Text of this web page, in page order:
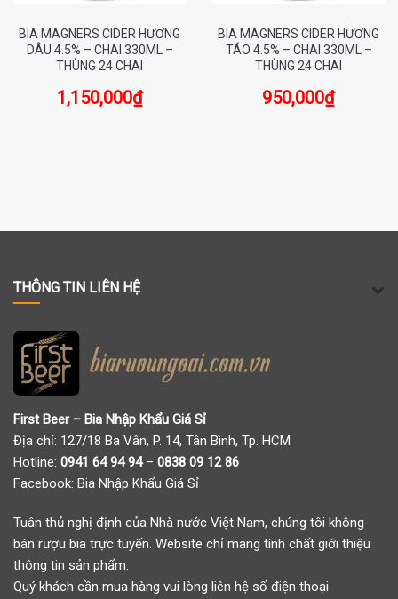
BIA MAGNERS CIDER HƯƠNG
DÂU 4.5% – CHAI 330ML –
THÙNG 24 CHAI
1,150,000₫
BIA MAGNERS CIDER HƯƠNG
TÁO 4.5% – CHAI 330ML –
THÙNG 24 CHAI
950,000₫
THÔNG TIN LIÊN HỆ
First Beer – Bia Nhập Khẩu Giá Sỉ
Địa chỉ: 127/18 Ba Vân, P. 14, Tân Bình, Tp. HCM
Hotline: 0941 64 94 94– 0838 09 12 86
Facebook: Bia Nhập Khẩu Giá Sỉ
Tuân thủ nghị định của Nhà nước Việt Nam, chúng tôi không
bán rượu bia trực tuyến. Website chỉ mang tính chất giới thiệu
thông tin sản phẩm.
Quý khách cần mua hàng vui lòng liên hệ số điện thoại